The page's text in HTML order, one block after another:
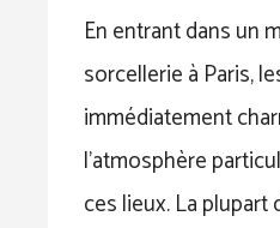
En entrant dans un
sorcellerie à Paris,
immédiatement
l’atmosphère
ces lieux. La plupart